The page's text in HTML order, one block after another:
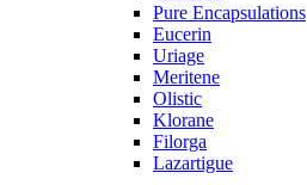
Pure Encapsulations
Eucerin
Uriage
Meritene
Olistic
Klorane
Filorga
Lazartigue